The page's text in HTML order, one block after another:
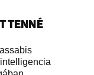
TENNÉ